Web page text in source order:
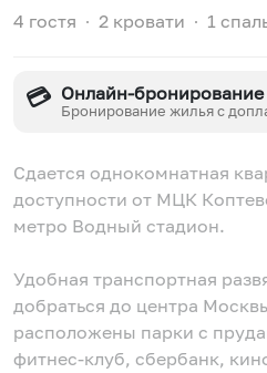
4 гостя ∙ 2 кровати ∙ 1
💳 Онлайн-бронирование
Бронирование жилья с
Сдается однокомнатная
доступности от МЦК
метро Водный стадион.
Удобная транспортная
добраться до центра
расположены парки с
фитнес-клуб, сбербанк,